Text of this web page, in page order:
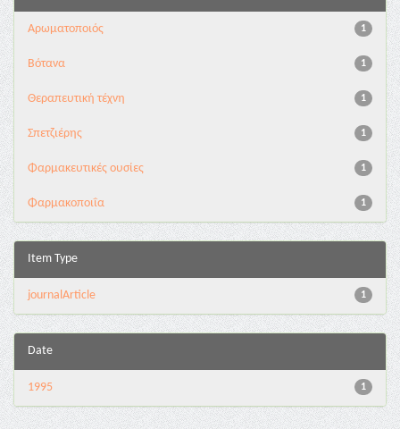
1
Αρωματοποιός
1
Βότανα
1
Θεραπευτική τέχνη
1
Σπετζιέρης
1
Φαρμακευτικές ουσίες
1
Φαρμακοποιΐα
Item Type
1
journalArticle
Date
1
1995